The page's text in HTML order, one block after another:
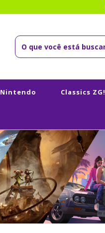
Nintendo Classics ZG!